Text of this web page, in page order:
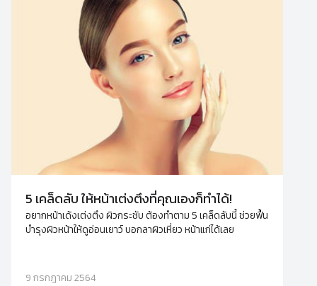
5 เคล็ดลับ ให้หน้าเต่งตึงที่คุณเองก็ทำได้!
อยากหน้าเด้งเต่งตึง ผิวกระชับ ต้องทำตาม 5 เคล็ดลับนี้ ช่วยฟื้น
บำรุงผิวหน้าให้ดูอ่อนเยาว์ บอกลาผิวเหี่ยว หน้าแก่ได้เลย
9 กรกฎาคม 2564